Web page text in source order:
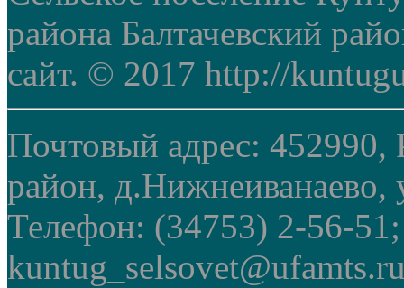
района Балтачевский
сайт. © 2017 http://
Почтовый адрес: 452990,
район, д.Нижнеиванаево,
Телефон: (34753) 2-56-